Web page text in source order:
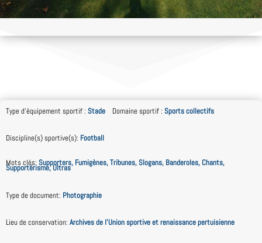
Type d'équipement sportif : Stade Domaine sportif : Sports collectifs
Discipline(s) sportive(s): Football
Mots clés:Supporters, Fumigènes, Tribunes, Slogans, Banderoles, Chants,
Supportérisme, Ultras
Type de document: Photographie
Lieu de conservation: Archives de l'Union sportive et renaissance pertuisienne